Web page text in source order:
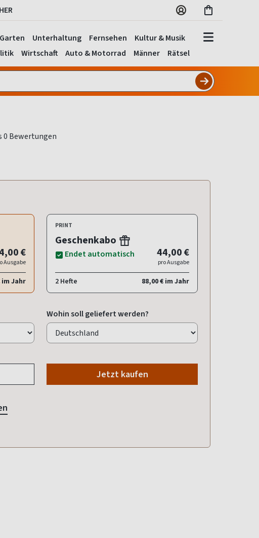
Unterhaltung Fernsehen
Kultur & Musik
Wirtschaft Auto & Motorrad Männer Rätsel
€
Ausgabe
im Jahr
PRINT
Geschenkabo
Endet automatisch 44,00 €
pro Ausgabe
2 Hefte 88,00 € im Jahr
Wohin soll geliefert werden?
Jetzt kaufen